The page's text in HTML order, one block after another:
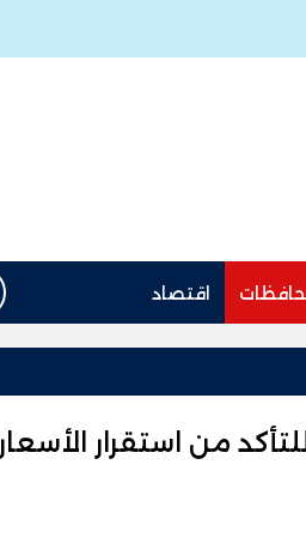
اقتصاد
من استقرار الأسعار